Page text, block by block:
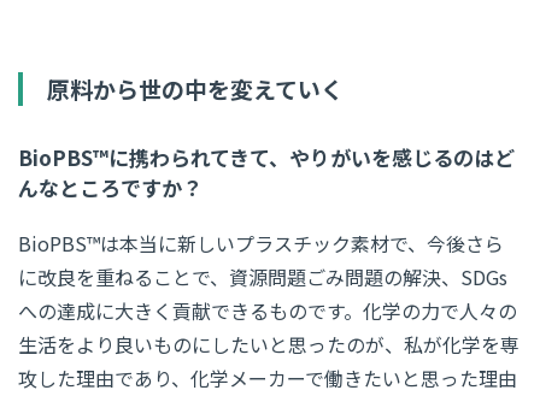
原料から世の中を変えていく
BioPBS™に携わられてきて、やりがいを感じるのはど
んなところですか？
BioPBS™は本当に新しいプラスチック素材で、今後さら
に改良を重ねることで、資源問題ごみ問題の解決、SDGs
への達成に大きく貢献できるものです。化学の力で人々の
生活をより良いものにしたいと思ったのが、私が化学を専
攻した理由であり、化学メーカーで働きたいと思った理由